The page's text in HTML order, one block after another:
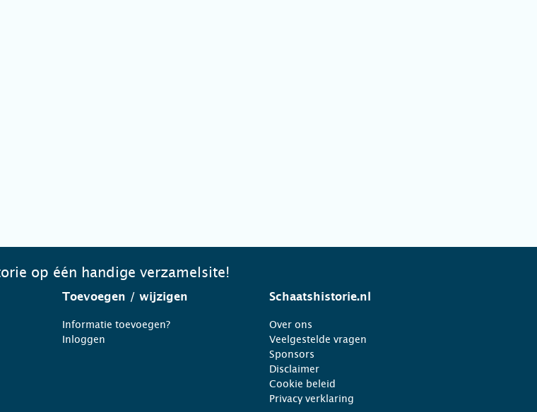
op één handige verzamelsite!
Toevoegen / wijzigen
Informatie toevoegen?
Inloggen
Schaatshistorie.nl
Over ons
Veelgestelde vragen
Sponsors
Disclaimer
Cookie beleid
Privacy verklaring